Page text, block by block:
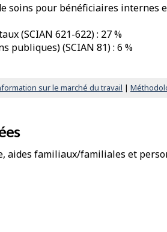
soins pour bénéficiaires internes
(SCIAN 621-622) : 27 %
publiques) (SCIAN 81) : 6 %
sur le marché du travail |
aides familiaux/familiales et